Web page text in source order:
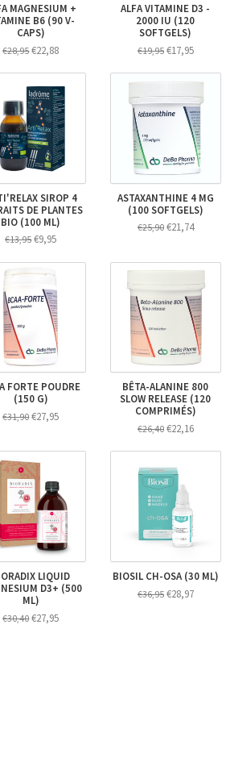
MAGNESIUM +
B6 (90 V-
CAPS)
€28,95€22,88
ALFA VITAMINE D3 -
2000 IU (120
SOFTGELS)
€19,95€17,95
SIROP 4
DE PLANTES
BIO (100 ML)
€13,95€9,95
ASTAXANTHINE 4 MG
(100 SOFTGELS)
€25,90€21,74
FORTE POUDRE
(150 G)
€31,90€27,95
BÊTA-ALANINE 800
SLOW RELEASE (120
COMPRIMÉS)
€26,40€22,16
LIQUID
D3+ (500
ML)
€30,40€27,95
BIOSIL CH-OSA (30 ML)
€36,95€28,97